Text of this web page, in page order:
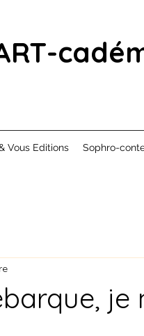
Vous Editions Sophro-
je